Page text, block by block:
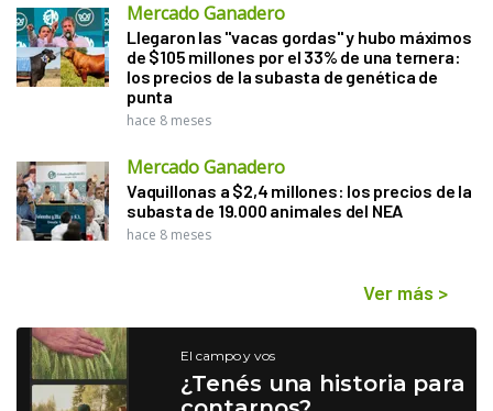
Mercado Ganadero
Llegaron las "vacas gordas" y hubo máximos
de $105 millones por el 33% de una ternera:
los precios de la subasta de genética de
punta
hace 8 meses
Mercado Ganadero
Vaquillonas a $2,4 millones: los precios de la
subasta de 19.000 animales del NEA
hace 8 meses
Ver más >
El campo y vos
¿Tenés una historia para